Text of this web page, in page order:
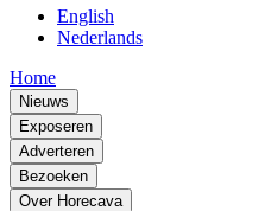
English
Nederlands
Home
Nieuws
Exposeren
Adverteren
Bezoeken
Over Horecava